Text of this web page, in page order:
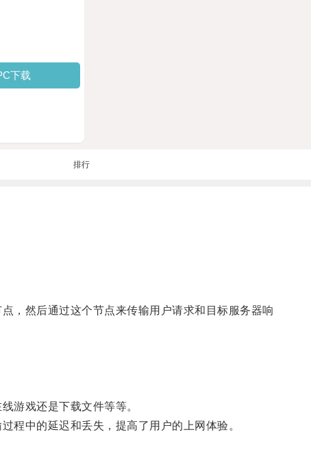
下载
排行
然后通过这个节点来传输用户请求和目标服务器响
游戏还是下载文件等等。
中的延迟和丢失，提高了用户的上网体验。